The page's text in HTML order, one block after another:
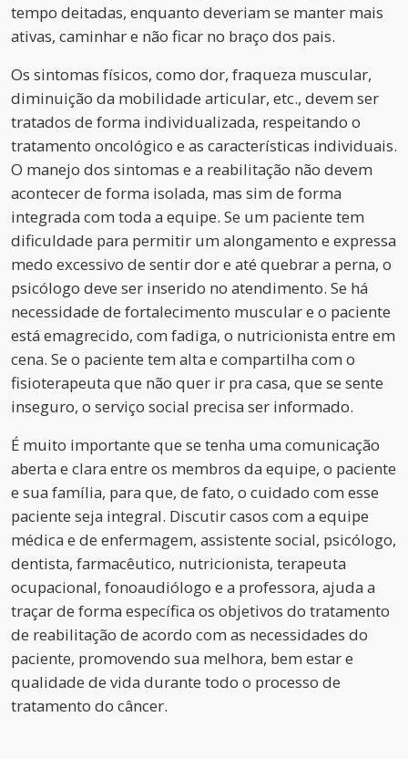
tempo deitadas, enquanto deveriam se manter mais
ativas, caminhar e não ficar no braço dos pais.
Os sintomas físicos, como dor, fraqueza muscular,
diminuição da mobilidade articular, etc., devem ser
tratados de forma individualizada, respeitando o
tratamento oncológico e as características individuais.
O manejo dos sintomas e a reabilitação não devem
acontecer de forma isolada, mas sim de forma
integrada com toda a equipe. Se um paciente tem
dificuldade para permitir um alongamento e expressa
medo excessivo de sentir dor e até quebrar a perna, o
psicólogo deve ser inserido no atendimento. Se há
necessidade de fortalecimento muscular e o paciente
está emagrecido, com fadiga, o nutricionista entre em
cena. Se o paciente tem alta e compartilha com o
fisioterapeuta que não quer ir pra casa, que se sente
inseguro, o serviço social precisa ser informado.
É muito importante que se tenha uma comunicação
aberta e clara entre os membros da equipe, o paciente
e sua família, para que, de fato, o cuidado com esse
paciente seja integral. Discutir casos com a equipe
médica e de enfermagem, assistente social, psicólogo,
dentista, farmacêutico, nutricionista, terapeuta
ocupacional, fonoaudiólogo e a professora, ajuda a
traçar de forma específica os objetivos do tratamento
de reabilitação de acordo com as necessidades do
paciente, promovendo sua melhora, bem estar e
qualidade de vida durante todo o processo de
tratamento do câncer.